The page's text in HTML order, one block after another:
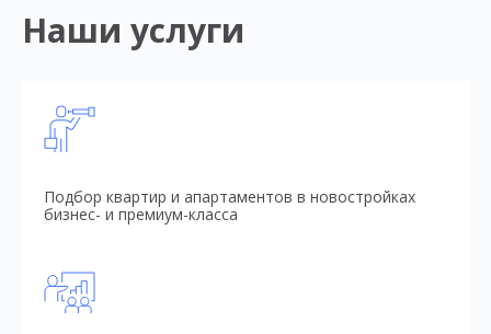
Наши услуги
Подбор квартир и апартаментов в новостройках
бизнес- и премиум-класса